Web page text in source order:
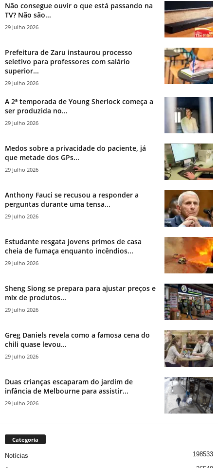
Não consegue ouvir o que está passando na
TV? Não são...
29 Julho 2026
Prefeitura de Zaru instaurou processo
seletivo para professores com salário
superior...
29 Julho 2026
A 2ª temporada de Young Sherlock começa a
ser produzida no...
29 Julho 2026
Medos sobre a privacidade do paciente, já
que metade dos GPs...
29 Julho 2026
Anthony Fauci se recusou a responder a
perguntas durante uma tensa...
29 Julho 2026
Estudante resgata jovens primos de casa
cheia de fumaça enquanto incêndios...
29 Julho 2026
Sheng Siong se prepara para ajustar preços e
mix de produtos...
29 Julho 2026
Greg Daniels revela como a famosa cena do
chili quase levou...
29 Julho 2026
Duas crianças escaparam do jardim de
infância de Melbourne para assistir...
29 Julho 2026
Categoria
Notícias 198533